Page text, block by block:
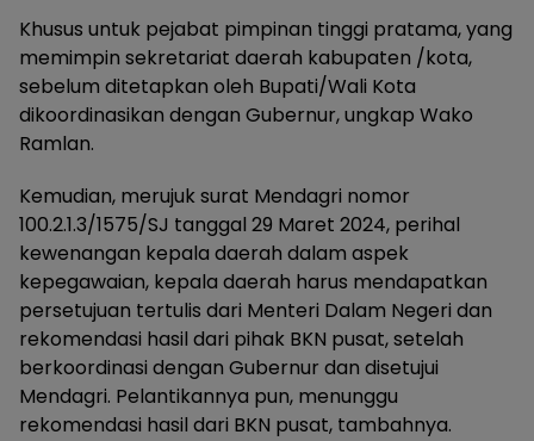
Khusus untuk pejabat pimpinan tinggi pratama, yang
memimpin sekretariat daerah kabupaten /kota,
sebelum ditetapkan oleh Bupati/Wali Kota
dikoordinasikan dengan Gubernur, ungkap Wako
Ramlan.
Kemudian, merujuk surat Mendagri nomor
100.2.1.3/1575/SJ tanggal 29 Maret 2024, perihal
kewenangan kepala daerah dalam aspek
kepegawaian, kepala daerah harus mendapatkan
persetujuan tertulis dari Menteri Dalam Negeri dan
rekomendasi hasil dari pihak BKN pusat, setelah
berkoordinasi dengan Gubernur dan disetujui
Mendagri. Pelantikannya pun, menunggu
rekomendasi hasil dari BKN pusat, tambahnya.